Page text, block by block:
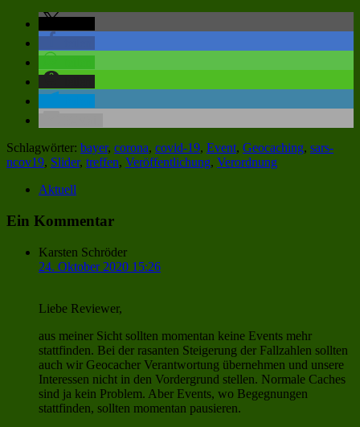
Schlagwörter: bayer, corona, covid-19, Event, Geocaching, sars-
ncov19, Slider, treffen, Veröffentlichung, Verordnung
Aktuell
Ein Kommentar
Karsten Schröder
24. Oktober 2020 15:26
Liebe Reviewer,
aus meiner Sicht sollten momentan keine Events mehr
stattfinden. Bei der rasanten Steigerung der Fallzahlen sollten
auch wir Geocacher Verantwortung übernehmen und unsere
Interessen nicht in den Vordergrund stellen. Normale Caches
sind ja kein Problem. Aber Events, wo Begegnungen
stattfinden, sollten momentan pausieren.